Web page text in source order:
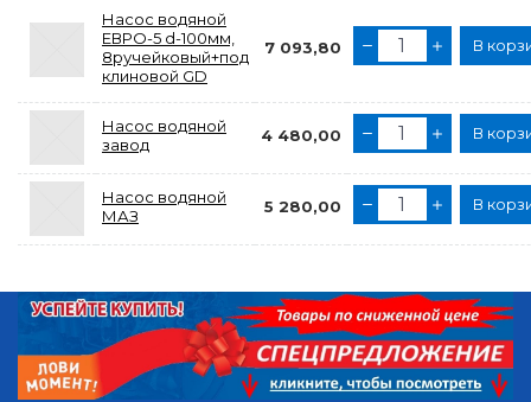
Насос водяной
ЕВРО-5 d-100мм,
8ручейковый+под
клиновой GD
7 093,80 В
Насос водяной
завод
4 480,00 В
Насос водяной
МАЗ
5 280,00 В